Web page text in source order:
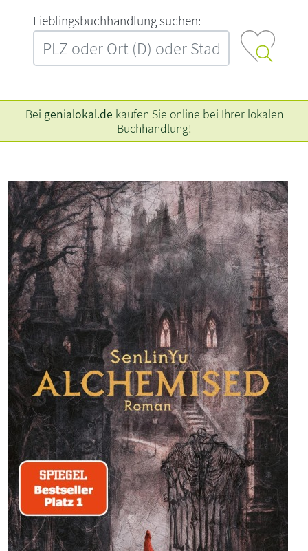
L‍i‍e‍b‍l‍i‍n‍g‍s‍b‍u‍c‍h‍h‍a‍n‍d‍l‍u‍n‍g‍ ‍s‍u‍c‍h‍e‍n‍:‍
Bei genialokal.de kaufen Sie online bei Ihrer lokalen
Buchhandlung!